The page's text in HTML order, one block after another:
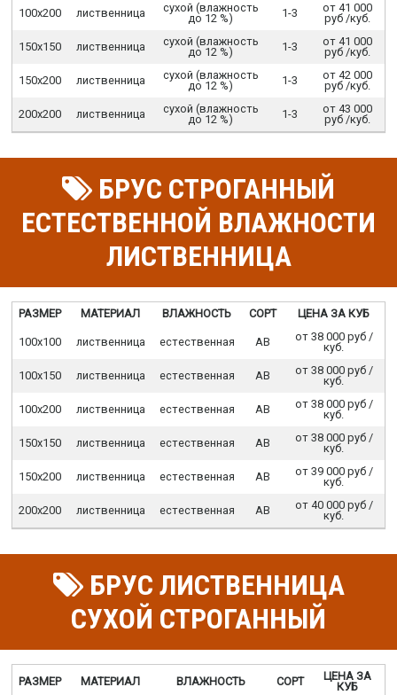
100х200 лиственница
сухой (влажность
до 12 %)
1-3
от 41 000
руб /куб.
150х150 лиственница
сухой (влажность
до 12 %)
1-3
от 41 000
руб /куб.
150х200 лиственница
сухой (влажность
до 12 %)
1-3
от 42 000
руб /куб.
200х200 лиственница
сухой (влажность
до 12 %)
1-3
от 43 000
руб /куб.
БРУС СТРОГАННЫЙ
ЕСТЕСТВЕННОЙ ВЛАЖНОСТИ
ЛИСТВЕННИЦА
РАЗМЕР МАТЕРИАЛ ВЛАЖНОСТЬ СОРТ ЦЕНА ЗА КУБ
100х100 лиственница естественная АВ
от 38 000 руб /
куб.
100х150 лиственница естественная АВ
от 38 000 руб /
куб.
100х200 лиственница естественная АВ
от 38 000 руб /
куб.
150х150 лиственница естественная АВ
от 38 000 руб /
куб.
150х200 лиственница естественная АВ
от 39 000 руб /
куб.
200х200 лиственница естественная АВ
от 40 000 руб /
куб.
БРУС ЛИСТВЕННИЦА
СУХОЙ СТРОГАННЫЙ
РАЗМЕР МАТЕРИАЛ ВЛАЖНОСТЬ СОРТ
ЦЕНА ЗА
КУБ